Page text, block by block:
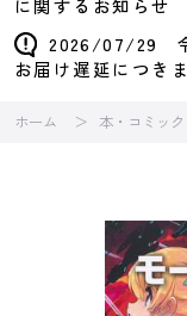
に関するお知らせ
2026/07/29 令
お届け遅延につき
ホーム 本・コミッ